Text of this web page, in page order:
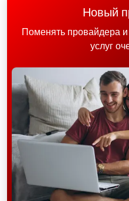
Новый
Поменять провайдера
услуг